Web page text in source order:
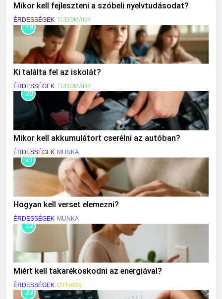
Mikor kell fejleszteni a szóbeli nyelvtudásodat?
ÉRDESSÉGEK TUDOMÁNY
19
Ki találta fel az iskolát?
ÉRDESSÉGEK TUDOMÁNY
20
Mikor kell akkumulátort cserélni az autóban?
ÉRDESSÉGEK MUNKA
21
Hogyan kell verset elemezni?
ÉRDESSÉGEK MUNKA
22
Miért kell takarékoskodni az energiával?
ÉRDESSÉGEK OTTHON
23